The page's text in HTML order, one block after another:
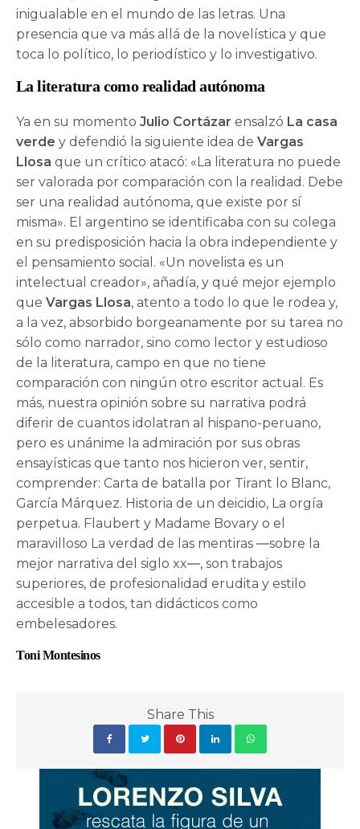
inigualable en el mundo de las letras. Una
presencia que va más allá de la novelística y que
toca lo político, lo periodístico y lo investigativo.
La literatura como realidad autónoma
Ya en su momentoJulio Cortázar ensalzó La casa
verde y defendió la siguiente idea deVargas
Llosa que un crítico atacó: «La literatura no puede
ser valorada por comparación con la realidad. Debe
ser una realidad autónoma, que existe por sí
misma». El argentino se identificaba con su colega
en su predisposición hacia la obra independiente y
el pensamiento social. «Un novelista es un
intelectual creador», añadía, y qué mejor ejemplo
queVargas Llosa, atento a todo lo que le rodea y,
a la vez, absorbido borgeanamente por su tarea no
sólo como narrador, sino como lector y estudioso
de la literatura, campo en que no tiene
comparación con ningún otro escritor actual. Es
más, nuestra opinión sobre su narrativa podrá
diferir de cuantos idolatran al hispano-peruano,
pero es unánime la admiración por sus obras
ensayísticas que tanto nos hicieron ver, sentir,
comprender: Carta de batalla por Tirant lo Blanc,
García Márquez. Historia de un deicidio, La orgía
perpetua. Flaubert y Madame Bovary o el
maravilloso La verdad de las mentiras ―sobre la
mejor narrativa del siglo xx―, son trabajos
superiores, de profesionalidad erudita y estilo
accesible a todos, tan didácticos como
embelesadores.
Toni Montesinos
Share This